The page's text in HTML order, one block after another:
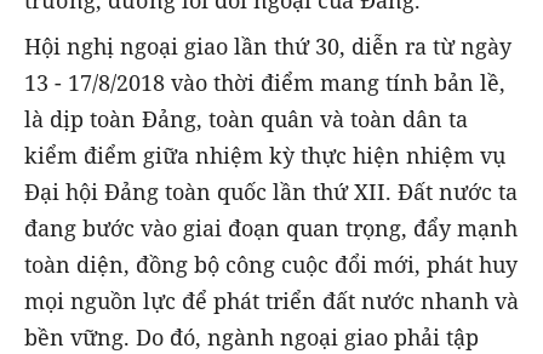
Hội nghị ngoại giao lần thứ 30, diễn ra từ ngày
13 - 17/8/2018 vào thời điểm mang tính bản lề,
là dịp toàn Đảng, toàn quân và toàn dân ta
kiểm điểm giữa nhiệm kỳ thực hiện nhiệm vụ
Đại hội Đảng toàn quốc lần thứ XII. Đất nước ta
đang bước vào giai đoạn quan trọng, đẩy mạnh
toàn diện, đồng bộ công cuộc đổi mới, phát huy
mọi nguồn lực để phát triển đất nước nhanh và
bền vững. Do đó, ngành ngoại giao phải tập